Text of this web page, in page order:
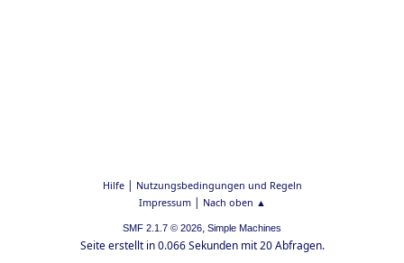
Hilfe| Nutzungsbedingungen und Regeln
Impressum| Nach oben ▲
SMF 2.1.7 © 2026, Simple Machines
Seite erstellt in 0.066 Sekunden mit 20 Abfragen.